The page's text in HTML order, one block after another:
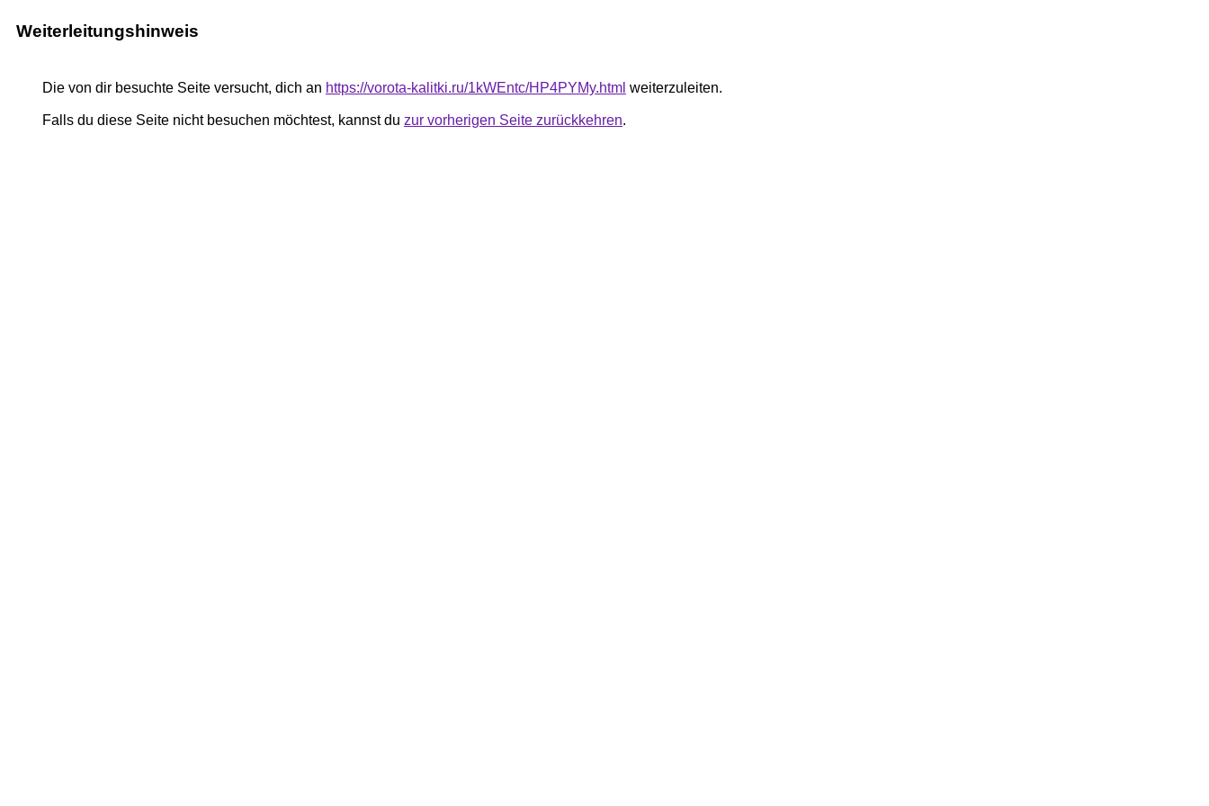
Weiterleitungshinweis
Die von dir besuchte Seite versucht, dich an https://vorota-kalitki.ru/1kWEntc/HP4PYMy.html weiterzuleiten.
Falls du diese Seite nicht besuchen möchtest, kannst du zur vorherigen Seite zurückkehren.